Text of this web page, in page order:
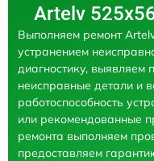
Artelv
Выполняем ремонт
устранением
диагностику, выявляем
неисправные детали и
работоспособность
или рекомендованные
ремонта выполняем
предоставляем